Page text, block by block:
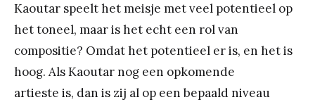
Kaoutar speelt het meisje met veel potentieel op
het toneel, maar is het echt een rol van
compositie? Omdat het potentieel er is, en het is
hoog. Als Kaoutar nog een opkomende
artieste is, dan is zij al op een bepaald niveau